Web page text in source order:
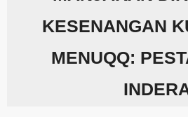
KESENANGAN
MENUQQ: